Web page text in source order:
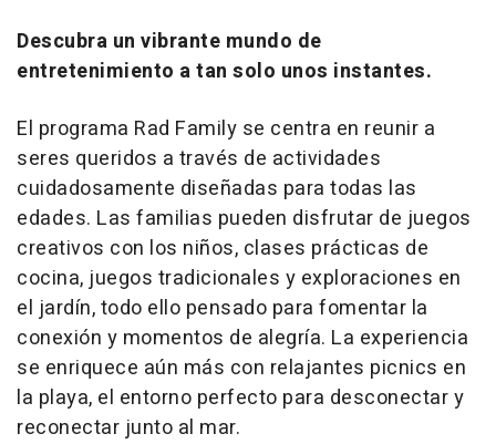
Descubra un vibrante mundo de
entretenimiento a tan solo unos instantes.
El programa Rad Family se centra en reunir a
seres queridos a través de actividades
cuidadosamente diseñadas para todas las
edades. Las familias pueden disfrutar de juegos
creativos con los niños, clases prácticas de
cocina, juegos tradicionales y exploraciones en
el jardín, todo ello pensado para fomentar la
conexión y momentos de alegría. La experiencia
se enriquece aún más con relajantes picnics en
la playa, el entorno perfecto para desconectar y
reconectar junto al mar.